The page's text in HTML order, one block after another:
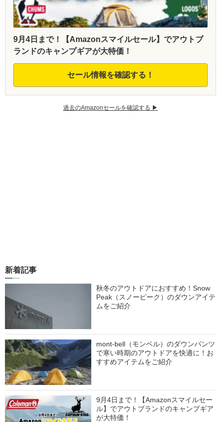
9月4日まで！【Amazonスマイルセール】でアウトブ
ランドのキャンプギアが大特価！
セール情報を確認する！
過去のAmazonセールを確認する ▶︎
新着記事
秋冬のアウトドアにおすすめ！Snow
Peak（スノーピーク）のダウンアイテ
ムをご紹介
mont-bell（モンベル）のダウンパンツ
で寒い時期のアウトドアを快適に！お
すすめアイテムをご紹介
9月4日まで！【Amazonスマイルセー
ル】でアウトブランドのキャンプギア
が大特価！